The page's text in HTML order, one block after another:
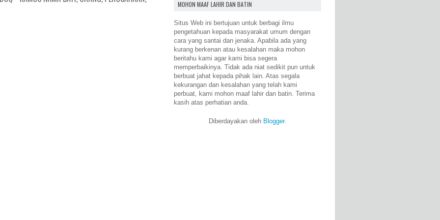
MOHON MAAF LAHIR DAN BATIN
Situs Web ini bertujuan untuk berbagi ilmu
pengetahuan kepada masyarakat umum dengan
cara yang santai dan jenaka. Apabila ada yang
kurang berkenan atau kesalahan maka mohon
beritahu kami agar kami bisa segera
memperbaikinya. Tidak ada niat sedikit pun untuk
berbuat jahat kepada pihak lain. Atas segala
kekurangan dan kesalahan yang telah kami
perbuat, kami mohon maaf lahir dan batin. Terima
kasih atas perhatian anda.
Diberdayakan oleh Blogger.